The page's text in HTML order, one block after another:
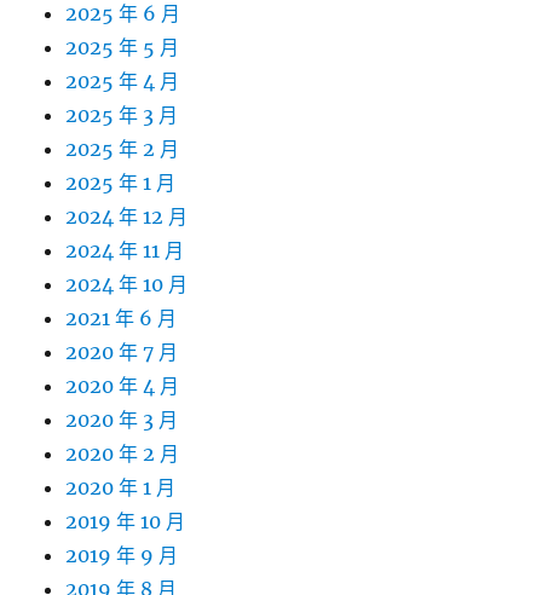
2025 年 6 月
2025 年 5 月
2025 年 4 月
2025 年 3 月
2025 年 2 月
2025 年 1 月
2024 年 12 月
2024 年 11 月
2024 年 10 月
2021 年 6 月
2020 年 7 月
2020 年 4 月
2020 年 3 月
2020 年 2 月
2020 年 1 月
2019 年 10 月
2019 年 9 月
2019 年 8 月